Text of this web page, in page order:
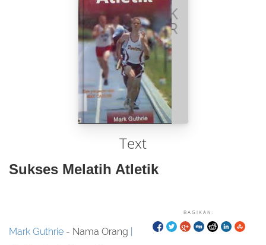
Text
Sukses Melatih Atletik
BAGIKAN:
Mark Guthrie - Nama Orang